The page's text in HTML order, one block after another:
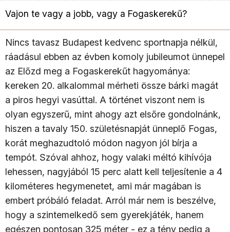
Vajon te vagy a jobb, vagy a Fogaskerekű?
Nincs tavasz Budapest kedvenc sportnapja nélkül,
ráadásul ebben az évben komoly jubileumot ünnepel
az Előzd meg a Fogaskerekűt hagyománya:
kereken 20. alkalommal mérheti össze bárki magát
a piros hegyi vasúttal. A történet viszont nem is
olyan egyszerű, mint ahogy azt elsőre gondolnánk,
hiszen a tavaly 150. születésnapját ünneplő Fogas,
korát meghazudtoló módon nagyon jól bírja a
tempót. Szóval ahhoz, hogy valaki méltó kihívója
lehessen, nagyjából 15 perc alatt kell teljesítenie a 4
kilométeres hegymenetet, ami már magában is
embert próbáló feladat. Arról már nem is beszélve,
hogy a szintemelkedő sem gyerekjáték, hanem
egészen pontosan 325 méter - ez a tény pedig a